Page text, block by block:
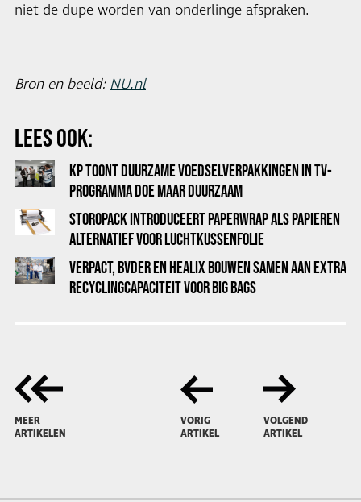
niet de dupe worden van onderlinge afspraken.
Bron en beeld:NU.nl
LEES OOK:
KP TOONT DUURZAME VOEDSELVERPAKKINGEN IN TV-
PROGRAMMA DOE MAAR DUURZAAM
STOROPACK INTRODUCEERT PAPERWRAP ALS PAPIEREN
ALTERNATIEF VOOR LUCHTKUSSENFOLIE
VERPACT, BVDER EN HEALIX BOUWEN SAMEN AAN EXTRA
RECYCLINGCAPACITEIT VOOR BIG BAGS
MEER
ARTIKELEN
VORIG
ARTIKEL
VOLGEND
ARTIKEL